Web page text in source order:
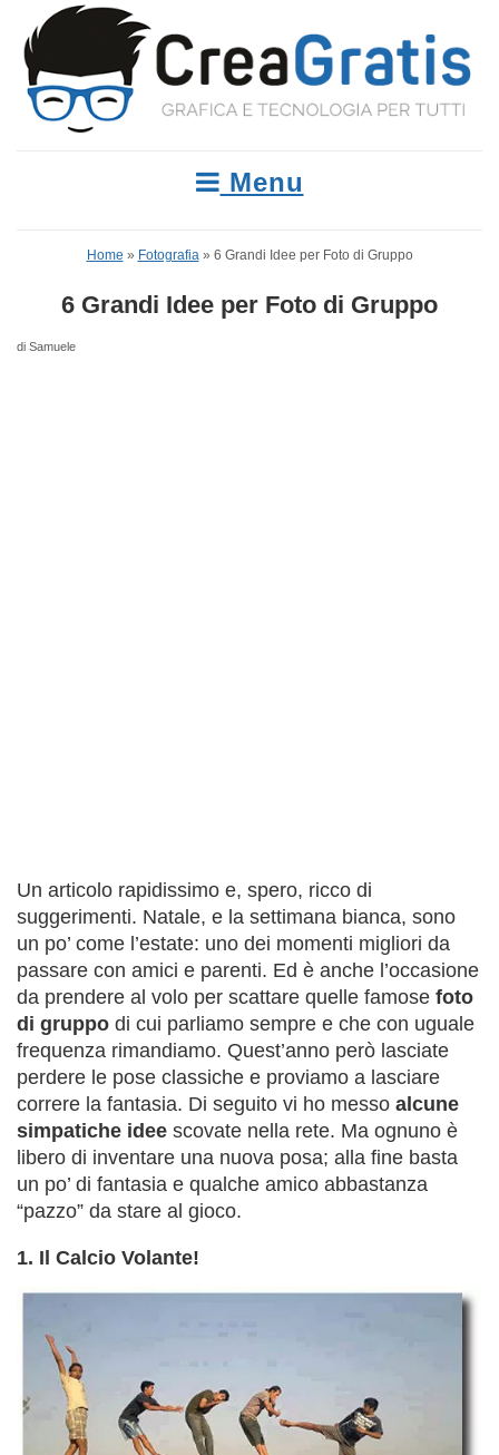
Menu
Home » Fotografia» 6 Grandi Idee per Foto di Gruppo
6 Grandi Idee per Foto di Gruppo
di Samuele
Un articolo rapidissimo e, spero, ricco di
suggerimenti. Natale, e la settimana bianca, sono
un po’ come l’estate: uno dei momenti migliori da
passare con amici e parenti. Ed è anche l’occasione
da prendere al volo per scattare quelle famose foto
di gruppo di cui parliamo sempre e che con uguale
frequenza rimandiamo. Quest’anno però lasciate
perdere le pose classiche e proviamo a lasciare
correre la fantasia. Di seguito vi ho messo alcune
simpatiche idee scovate nella rete. Ma ognuno è
libero di inventare una nuova posa; alla fine basta
un po’ di fantasia e qualche amico abbastanza
“pazzo” da stare al gioco.
1. Il Calcio Volante!